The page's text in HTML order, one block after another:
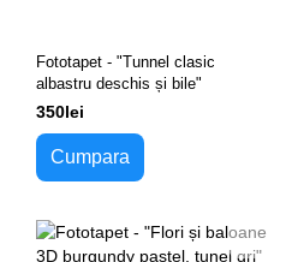
Fototapet - "Tunnel clasic
albastru deschis și bile"
350lei
Cumpara